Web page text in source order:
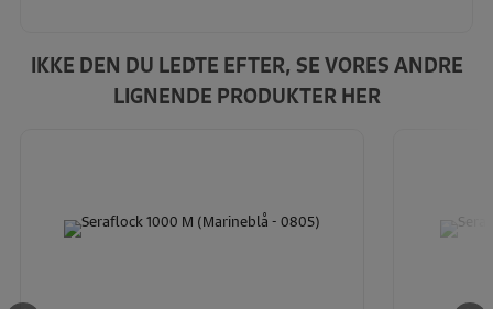
IKKE DEN DU LEDTE EFTER, SE VORES ANDRE
LIGNENDE PRODUKTER HER